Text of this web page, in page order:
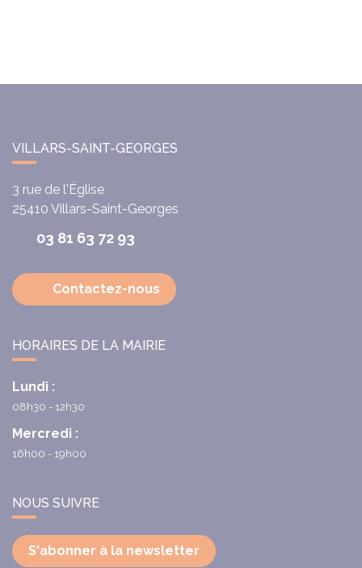
VILLARS-SAINT-GEORGES
3 rue de l'Église
25410 Villars-Saint-Georges
03 81 63 72 93
Contactez-nous
HORAIRES DE LA MAIRIE
Lundi :
08h30 - 12h30
Mercredi :
16h00 - 19h00
NOUS SUIVRE
S'abonner à la newsletter